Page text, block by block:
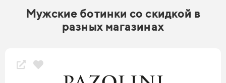
Мужские ботинки со скидкой в
разных магазинах